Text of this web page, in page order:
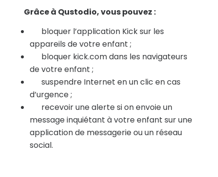
Grâce à Qustodio, vous pouvez :
bloquer l’application Kick sur les
appareils de votre enfant ;
bloquer kick.com dans les navigateurs
de votre enfant ;
suspendre Internet en un clic en cas
d’urgence ;
recevoir une alerte si on envoie un
message inquiétant à votre enfant sur une
application de messagerie ou un réseau
social.